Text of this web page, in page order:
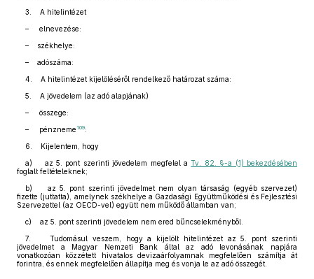
3. A hitelintézet
– elnevezése:
– székhelye:
– adószáma:
4. A hitelintézet kijelöléséről rendelkező határozat száma:
5. A jövedelem (az adó alapjának)
– összege:
– pénzneme 109:
6. Kijelentem, hogy
a) az 5. pont szerinti jövedelem megfelel aTv. 82. §-a (1) bekezdésében
foglalt feltételeknek;
b) az 5. pont szerinti jövedelmet nem olyan társaság (egyéb szervezet)
fizette (juttatta), amelynek székhelye a Gazdasági Együttműködési és Fejlesztési
Szervezettel (az OECD-vel) együtt nem működő államban van;
c) az 5. pont szerinti jövedelem nem ered bűncselekményből.
7. Tudomásul veszem, hogy a kijelölt hitelintézet az 5. pont szerinti
jövedelmet a Magyar Nemzeti Bank által az adó levonásának napjára
vonatkozóan közzétett hivatalos devizaárfolyamnak megfelelően számítja át
forintra, és ennek megfelelően állapítja meg és vonja le az adó összegét.